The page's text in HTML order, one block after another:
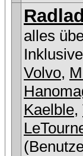
alles
Volvo,
Kaelble,